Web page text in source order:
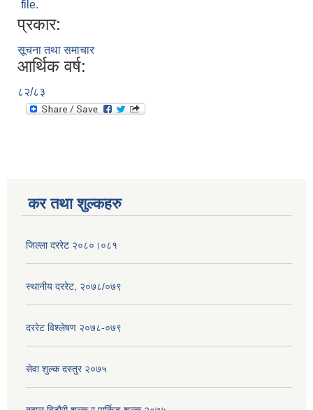
file.
प्रकार:
सूचना तथा समाचार
आर्थिक वर्ष:
८२/८३
कर तथा शुल्कहरु
जिल्ला दररेट २०८०।०८१
स्थानीय दररेट, २०७८/०७९
दररेट विश्लेषण २०७८-०७९
सेवा शुल्क दस्तुर २०७५